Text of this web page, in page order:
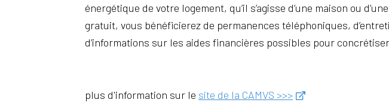
énergétique de votre logement, qu’il s’agisse d’une maison ou
gratuit, vous bénéficierez de permanences téléphoniques,
d’informations sur les aides financières possibles pour
plus d'information sur le site de la CAMVS >>>